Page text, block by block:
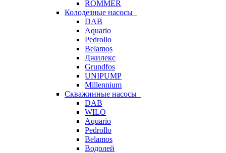
ROMMER
Колодезные насосы
DAB
Aquario
Pedrollo
Belamos
Джилекс
Grundfos
UNIPUMP
Millennium
Скважинные насосы
DAB
WILO
Aquario
Pedrollo
Belamos
Водолей